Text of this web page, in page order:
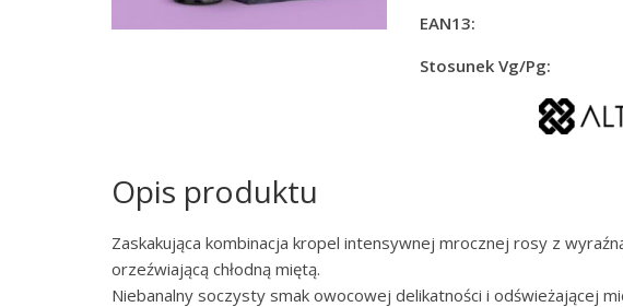
EAN13:
Stosunek Vg/Pg:
Opis produktu
Zaskakująca kombinacja kropel intensywnej mrocznej rosy z
orzeźwiającą chłodną miętą.
Niebanalny soczysty smak owocowej delikatności i odświeżającej